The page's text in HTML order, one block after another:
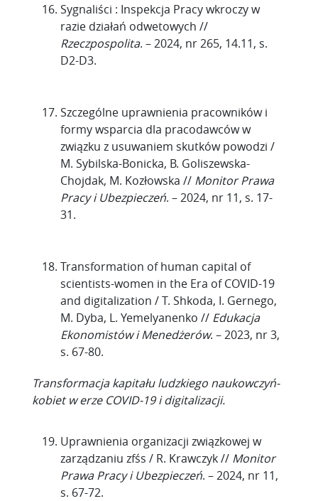
Sygnaliści : Inspekcja Pracy wkroczy w
razie działań odwetowych //
Rzeczpospolita. – 2024, nr 265, 14.11, s.
D2-D3.
Szczególne uprawnienia pracowników i
formy wsparcia dla pracodawców w
związku z usuwaniem skutków powodzi /
M. Sybilska-Bonicka, B. Goliszewska-
Chojdak, M. Kozłowska // Monitor Prawa
Pracy i Ubezpieczeń. – 2024, nr 11, s. 17-
31.
Transformation of human capital of
scientists-women in the Era of COVID-19
and digitalization / T. Shkoda, I. Gernego,
M. Dyba, L. Yemelyanenko // Edukacja
Ekonomistów i Menedżerów. – 2023, nr 3,
s. 67-80.
Transformacja kapitału ludzkiego naukowczyń-
kobiet w erze COVID-19 i digitalizacji.
Uprawnienia organizacji związkowej w
zarządzaniu zfśs / R. Krawczyk // Monitor
Prawa Pracy i Ubezpieczeń. – 2024, nr 11,
s. 67-72.